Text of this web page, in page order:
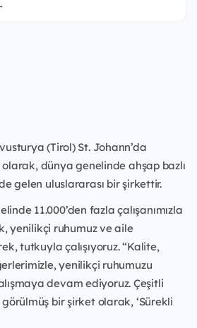
(Tirol) St. Johann’da
dünya genelinde ahşap bazlı
gelen uluslararası bir şirkettir.
11.000’den fazla çalışanımızla
yenilikçi ruhumuz ve aile
tutkuyla çalışıyoruz. “Kalite,
yenilikçi ruhumuzu
devam ediyoruz. Çeşitli
bir şirket olarak, ‘Sürekli